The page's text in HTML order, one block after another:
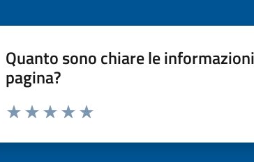
Quanto sono chiare le
pagina?
Valuta da 1 a 5 stelle la pagina